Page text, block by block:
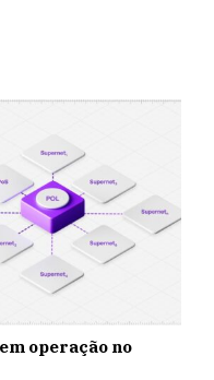
operação no